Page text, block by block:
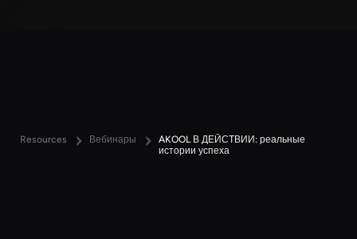
Resources Вебинары
AKOOL В ДЕЙСТВИИ: реальные
истории успеха